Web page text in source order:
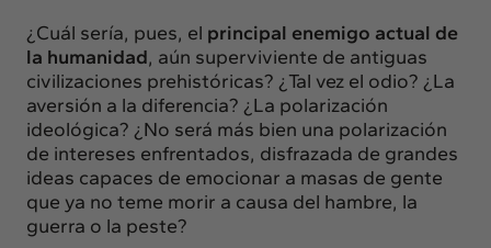
¿Cuál sería, pues, el principal enemigo actual de
la humanidad, aún superviviente de antiguas
civilizaciones prehistóricas? ¿Tal vez el odio? ¿La
aversión a la diferencia? ¿La polarización
ideológica? ¿No será más bien una polarización
de intereses enfrentados, disfrazada de grandes
ideas capaces de emocionar a masas de gente
que ya no teme morir a causa del hambre, la
guerra o la peste?